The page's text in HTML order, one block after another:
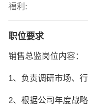
福利:
职位要求
销售总监岗位内容：
1、负责调研市场、行
2、根据公司年度战